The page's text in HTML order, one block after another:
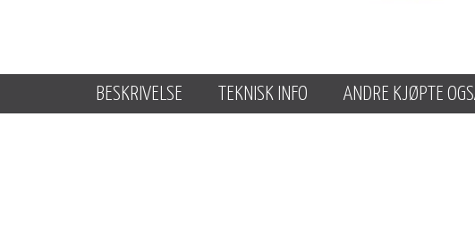
BESKRIVELSE TEKNISK INFO ANDRE KJØPTE